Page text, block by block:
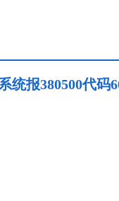
统报380500代码